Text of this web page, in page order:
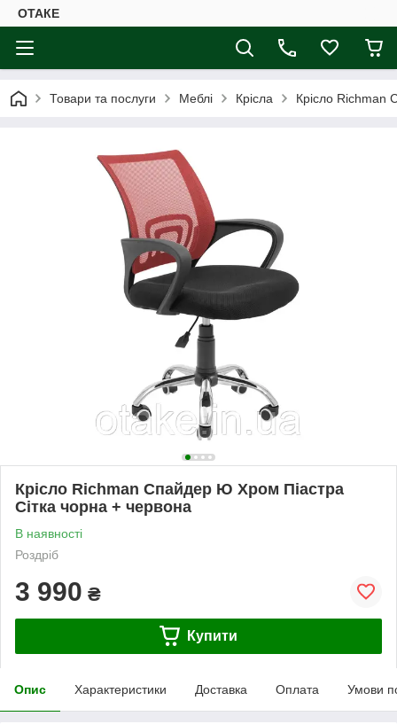
ОТАКЕ
Товари та послуги Меблі Крісла Крісло Richman
Крісло Richman Спайдер Ю Хром Піастра
Сітка чорна + червона
В наявності
Роздріб
3 990 ₴
Купити
Опис Характеристики Доставка Оплата Умови